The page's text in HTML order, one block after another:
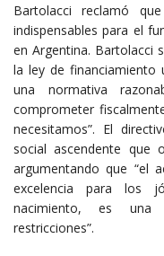
Bartolacci reclamó
indispensables para el
en Argentina. Bartolacci
la ley de financiamiento
una normativa
comprometer
necesitamos”. El
social ascendente que
argumentando que “el
excelencia para los
nacimiento, es una
restricciones”.